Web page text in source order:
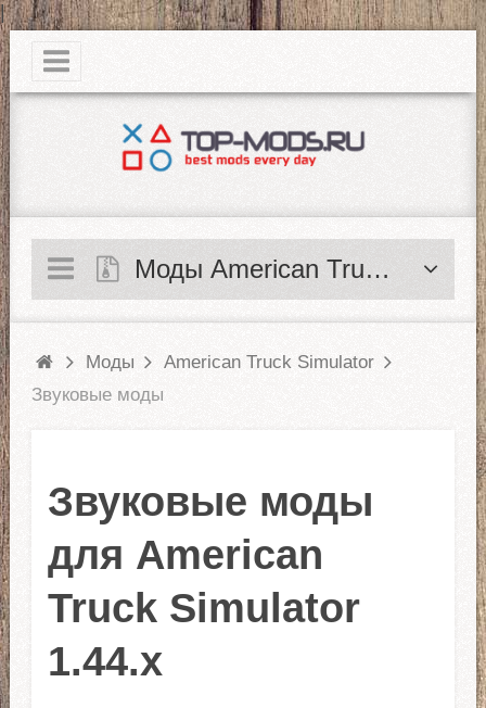
|
Моды American Truck Simulator
Моды
American Truck Simulator
Звуковые моды
Звуковые моды
для American
Truck Simulator
1.44.x